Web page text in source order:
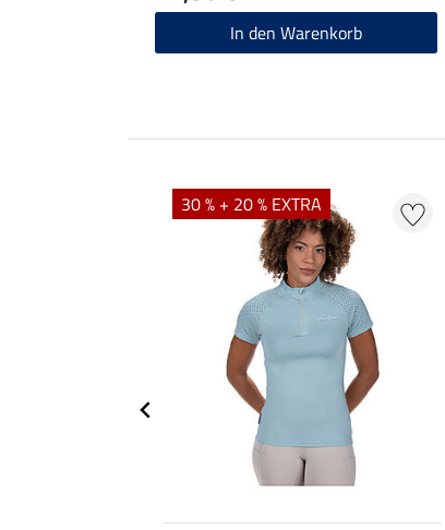
In den Warenkorb
30 % + 20 % EXTRA